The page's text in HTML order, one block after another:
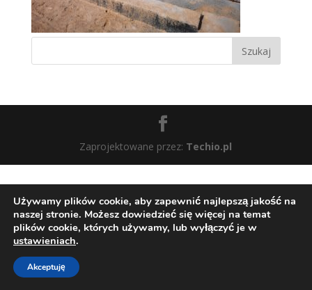
Zaprojektowane przez: Techio.pl
Używamy plików cookie, aby zapewnić najlepszą jakość na
naszej stronie. Możesz dowiedzieć się więcej na temat
plików cookie, których używamy, lub wyłączyć je w
ustawieniach.
Akceptuję